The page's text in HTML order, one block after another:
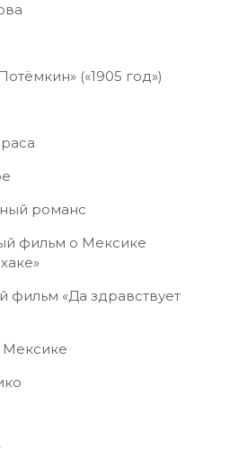
(«1905 год»)
романс
фильм о Мексике
фильм «Да здравствует
Мексике